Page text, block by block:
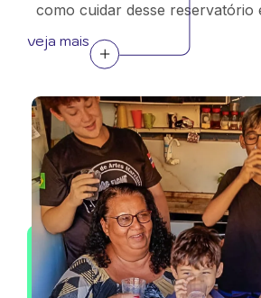
como cuidar desse reservatório
veja mais